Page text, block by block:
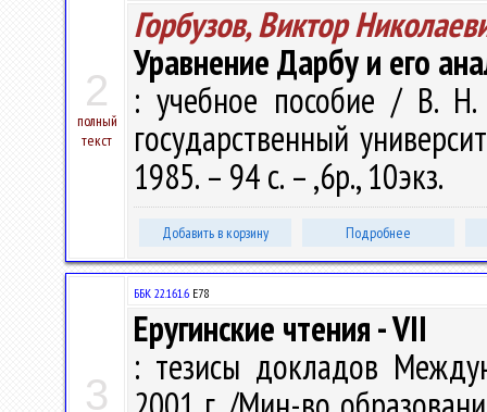
2
полный
текст
Горбузов, Виктор
Уравнение Дарбу и его
: учебное пособие / В. Н.
государственный
1985. – 94 с. – ,6р., 10экз.
Добавить в корзину Подробнее
3
ББК 22.161.6 Е78
Еругинские чтения - VII
: тезисы докладов